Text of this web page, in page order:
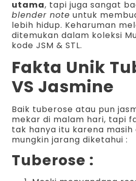
utama, tapi juga sangat
blender note untuk
lebih hidup. Keharuman
ditemukan dalam koleksi
kode JSM & STL.
Fakta Unik
VS Jasmine
Baik tuberose atau pun
mekar di malam hari, tapi
tak hanya itu karena masih
mungkin jarang diketahui :
Tuberose :